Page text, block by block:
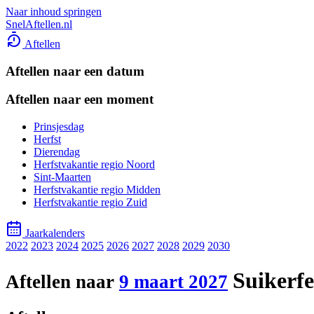
Naar inhoud springen
SnelAftellen.nl
Aftellen
Aftellen naar een datum
Aftellen naar een moment
Prinsjesdag
Herfst
Dierendag
Herfstvakantie regio Noord
Sint-Maarten
Herfstvakantie regio Midden
Herfstvakantie regio Zuid
Jaarkalenders
2022 2023 2024 2025 2026 2027 2028 2029 2030
Aftellen naar 9 maart 2027